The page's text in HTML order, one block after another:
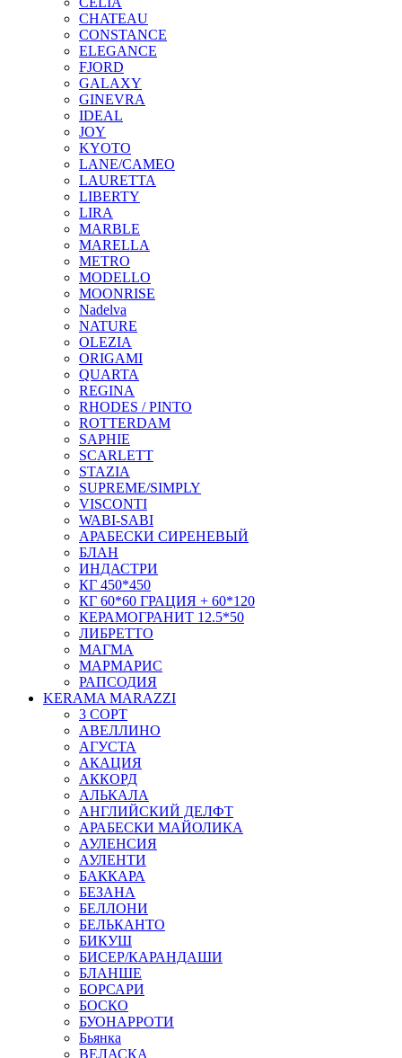
CHATEAU
CONSTANCE
ELEGANCE
FJORD
GALAXY
GINEVRA
IDEAL
JOY
KYOTO
LANE/CAMEO
LAURETTA
LIBERTY
LIRA
MARBLE
MARELLA
METRO
MODELLO
MOONRISE
Nadelva
NATURE
OLEZIA
ORIGAMI
QUARTA
REGINA
RHODES / PINTO
ROTTERDAM
SAPHIE
SCARLETT
STAZIA
SUPREME/SIMPLY
VISCONTI
WABI-SABI
АРАБЕСКИ СИРЕНЕВЫЙ
БЛАН
ИНДАСТРИ
КГ 450*450
КГ 60*60 ГРАЦИЯ + 60*120
КЕРАМОГРАНИТ 12.5*50
ЛИБРЕТТО
МАГМА
МАРМАРИС
РАПСОДИЯ
KERAMA MARAZZI
3 СОРТ
АВЕЛЛИНО
АГУСТА
АКАЦИЯ
АККОРД
АЛЬКАЛА
АНГЛИЙСКИЙ ДЕЛФТ
АРАБЕСКИ МАЙОЛИКА
АУЛЕНСИЯ
АУЛЕНТИ
БАККАРА
БЕЗАНА
БЕЛЛОНИ
БЕЛЬКАНТО
БИКУШ
БИСЕР/КАРАНДАШИ
БЛАНШЕ
БОРСАРИ
БОСКО
БУОНАРРОТИ
Бьянка
ВЕЛАСКА